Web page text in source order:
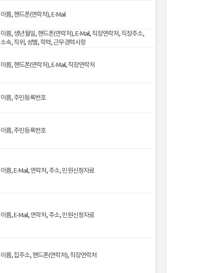
이름, 핸드폰(연락처), E-Mail
이름, 생년월일, 핸드폰(연락처), E-Mail, 직장연락처, 직장주소,
소속, 직위, 성별, 학력, 근무경력사항
이름, 핸드폰(연락처), E-Mail, 직장연락처
이름, 주민등록번호
이름, 주민등록번호
이름, E-Mail, 연락처, 주소, 민원신청자료
이름, E-Mail, 연락처, 주소, 민원신청자료
이름, 집주소, 핸드폰(연락처), 직장연락처